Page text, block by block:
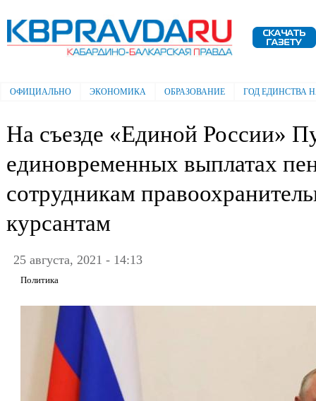
Электронная газета "Кабардино-
Балкарская правда"
Главное меню
ОФИЦИАЛЬНО ЭКОНОМИКА ОБРАЗОВАНИЕ ГОД ЕДИНСТВА
На съезде «Единой России»
единовременных выплатах
сотрудникам
курсантам
25 августа, 2021 - 14:13
Политика